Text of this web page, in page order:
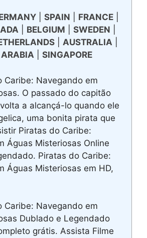
| SPAIN FRANCE|
| BELGIUM SWEDEN
| AUSTRALIA|
| SINGAPORE
Caribe: Navegando em
O passado do capitão
a alcançá-lo quando ele
uma bonita pirata que
Piratas do Caribe:
Águas Misteriosas Online
Piratas do Caribe:
Águas Misteriosas em HD,
Caribe: Navegando em
Dublado e Legendado
grátis. Assista Filme